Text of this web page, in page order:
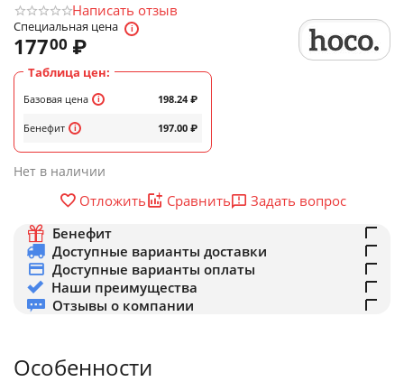
Написать отзыв
Специальная цена
17700 ₽
Таблица цен:
Базовая цена
Бенефит
198.24₽
197.00 ₽
Нет в наличии
Отложить Сравнить
Задать вопрос
Бенефит
Доступные варианты доставки
Доступные варианты оплаты
Наши преимущества
Отзывы о компании
Особенности